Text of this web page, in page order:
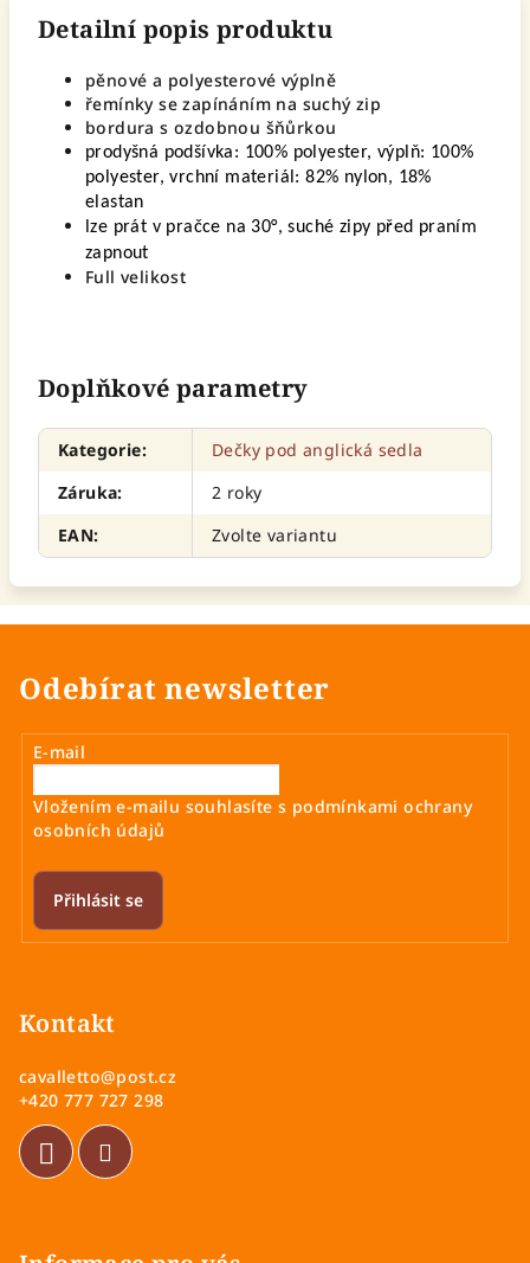
Detailní popis produktu
pěnové a polyesterové výplně
řemínky se zapínáním na suchý zip
bordura s ozdobnou šňůrkou
prodyšná podšívka: 100% polyester, výplň: 100%
polyester, vrchní materiál: 82% nylon, 18%
elastan
lze prát v pračce na 30°,suché zipy před praním
zapnout
Full velikost
Doplňkové parametry
Kategorie:
Dečky pod anglická sedla
Záruka:
2 roky
EAN: Zvolte variantu
Odebírat newsletter
E-mail
Vložením e-mailu souhlasíte s podmínkami ochrany
osobních údajů
Přihlásit se
Kontakt
cavalletto@post.cz
+420 777 727 298